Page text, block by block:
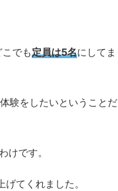
でも定員は5名にしてま
験をしたいということだ
けです。
てくれました。